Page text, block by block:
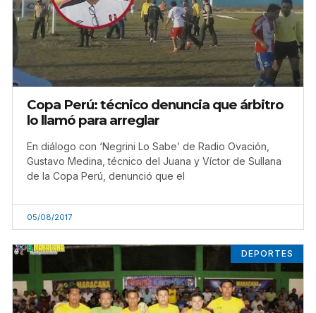
Copa Perú: técnico denuncia que árbitro
lo llamó para arreglar
En diálogo con ‘Negrini Lo Sabe’ de Radio Ovación,
Gustavo Medina, técnico del Juana y Víctor de Sullana
de la Copa Perú, denunció que el
05/08/2017
DEPORTES